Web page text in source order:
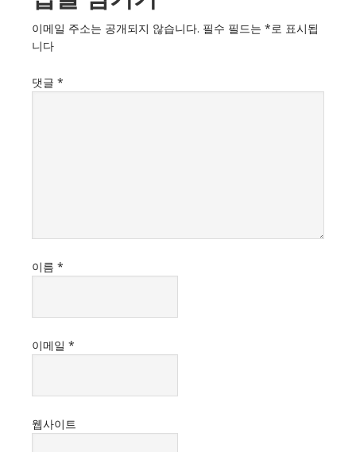
이메일 주소는 공개되지 않습니다. 필수 필드는 *로 표시됩
니다
댓글 *
이름 *
이메일 *
웹사이트